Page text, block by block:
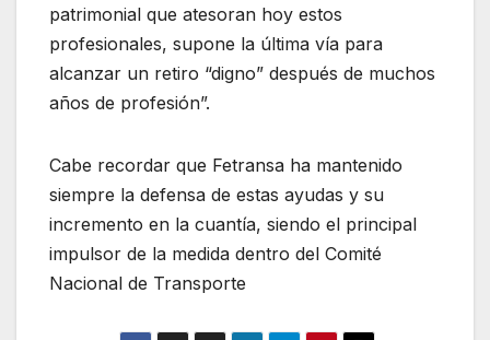
patrimonial que atesoran hoy estos
profesionales, supone la última vía para
alcanzar un retiro “digno” después de muchos
años de profesión”.
Cabe recordar que Fetransa ha mantenido
siempre la defensa de estas ayudas y su
incremento en la cuantía, siendo el principal
impulsor de la medida dentro del Comité
Nacional de Transporte